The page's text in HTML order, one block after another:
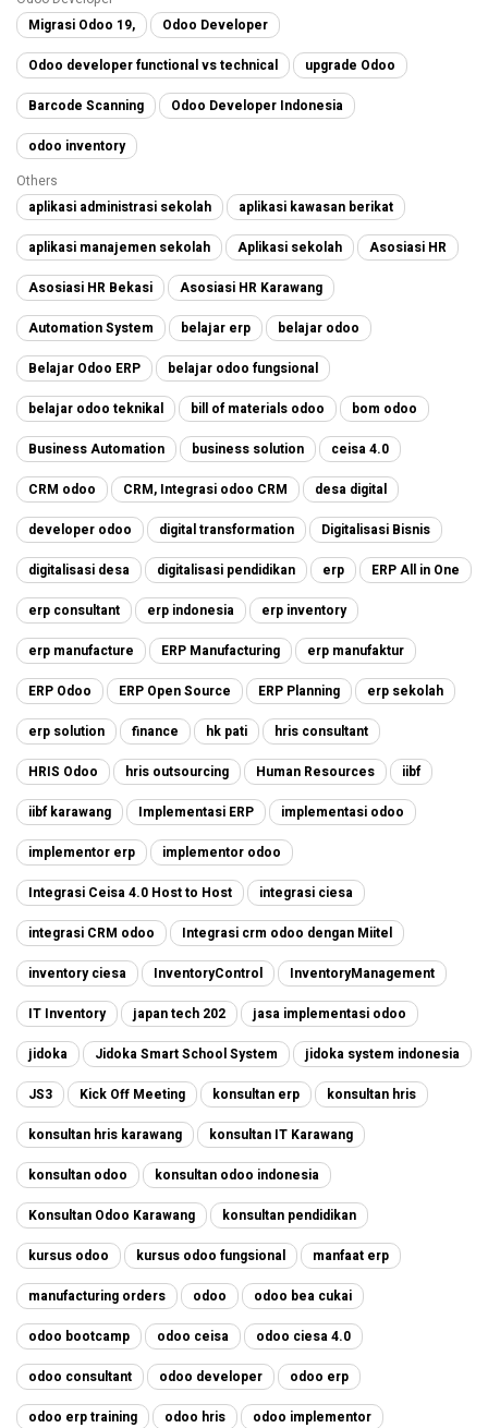
Migrasi Odoo 19,
Odoo Developer
Odoo developer functional vs technical upgrade Odoo
Barcode Scanning Odoo Developer Indonesia
odoo inventory
Others
aplikasi administrasi sekolah
aplikasi kawasan berikat
aplikasi manajemen sekolah Aplikasi sekolah Asosiasi HR
Asosiasi HR Bekasi Asosiasi HR Karawang
Automation System belajar erp belajar odoo
Belajar Odoo ERP belajar odoo fungsional
belajar odoo teknikal bill of materials odoo bom odoo
Business Automation business solution ceisa 4.0
CRM odoo CRM, Integrasi odoo CRM desa digital
developer odoo digital transformation Digitalisasi Bisnis
digitalisasi desa digitalisasi pendidikan erp ERP All in One
erp consultant erp indonesia erp inventory
erp manufacture ERP Manufacturing erp manufaktur
ERP Odoo ERP Open Source ERP Planning erp sekolah
erp solution finance hk pati hris consultant
HRIS Odoo hris outsourcing Human Resources iibf
iibf karawang Implementasi ERP implementasi odoo
implementor erp implementor odoo
Integrasi Ceisa 4.0 Host to Host integrasi ciesa
integrasi CRM odoo Integrasi crm odoo dengan Miitel
inventory ciesa InventoryControl InventoryManagement
IT Inventory japan tech 202 jasa implementasi odoo
jidoka Jidoka Smart School System jidoka system indonesia
JS3 Kick Off Meeting konsultan erp konsultan hris
konsultan hris karawang konsultan IT Karawang
konsultan odoo konsultan odoo indonesia
Konsultan Odoo Karawang konsultan pendidikan
kursus odoo kursus odoo fungsional manfaat erp
manufacturing orders odoo odoo bea cukai
odoo bootcamp odoo ceisa odoo ciesa 4.0
odoo consultant odoo developer odoo erp
odoo erp training odoo hris odoo implementor